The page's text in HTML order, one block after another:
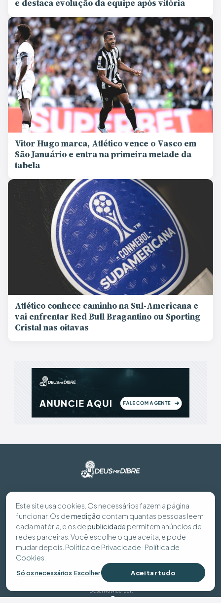
e destaca evolução da equipe após vitória
Vitor Hugo marca, Atlético vence o Vasco em
São Januário e entra na primeira metade da
tabela
Atlético conhece caminho na Sul-Americana e
vai enfrentar Red Bull Bragantino ou Sporting
Cristal nas oitavas
Preferências de cookies
Política de Privacidade Política de Cookies Seus dados
Desenvolvido por:
Este site usa cookies. Os necessários fazem a página
funcionar. Os demedição contam quantas pessoas leem
cada matéria, e os depublicidade permitem anúncios de
redes parceiras. Você escolhe o que aceita, e pode
mudar depois. Política de Privacidade · Política de
Cookies.
Só os necessários Escolher Aceitar tudo